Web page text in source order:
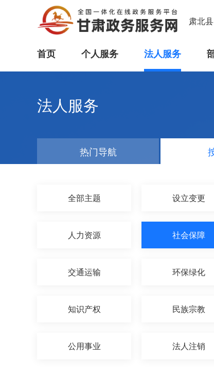
肃北县
首页 个人服务 法人服务
法人服务
热门导航
全部主题 设立变更
人力资源 社会保障
交通运输 环保绿化
知识产权 民族宗教
公用事业 法人注销